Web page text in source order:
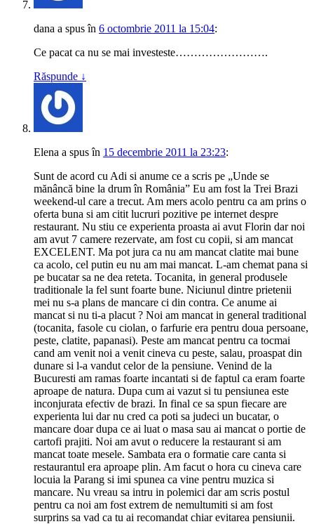
dana a spusîn 6 octombrie 2011 la 15:04:
Ce pacat ca nu se mai investeste…………………….
Răspunde ↓
Elena a spusîn 15 decembrie 2011 la 23:23:
Sunt de acord cu Adi si anume ce a scris pe „Unde se
mănâncă bine la drum în România” Eu am fost la Trei Brazi
weekend-ul care a trecut. Am mers acolo pentru ca am prins o
oferta buna si am citit lucruri pozitive pe internet despre
restaurant. Nu stiu ce experienta proasta ai avut Florin dar noi
am avut 7 camere rezervate, am fost cu copii, si am mancat
EXCELENT. Ma pot jura ca nu am mancat clatite mai bune
ca acolo, cel putin eu nu am mai mancat. L-am chemat pana si
pe bucatar sa ne dea reteta. Tocanita, in general produsele
traditionale la fel sunt foarte bune. Niciunul dintre prietenii
mei nu s-a plans de mancare ci din contra. Ce anume ai
mancat si nu ti-a placut ? Noi am mancat in general traditional
(tocanita, fasole cu ciolan, o farfurie era pentru doua persoane,
peste, clatite, papanasi). Peste am mancat pentru ca tocmai
cand am venit noi a venit cineva cu peste, salau, proaspat din
dunare si l-a vandut celor de la pensiune. Venind de la
Bucuresti am ramas foarte incantati si de faptul ca eram foarte
aproape de natura. Dupa cum ai vazut si tu pensiunea este
inconjurata efectiv de brazi. In final ce sa spun fiecare are
experienta lui dar nu cred ca poti sa judeci un bucatar, o
mancare doar dupa ce ai luat o masa sau ai mancat o portie de
cartofi prajiti. Noi am avut o reducere la restaurant si am
mancat toate mesele. Sambata era o formatie care canta si
restaurantul era aproape plin. Am facut o hora cu cineva care
locuia la Parang si imi spunea ca vine pentru muzica si
mancare. Nu vreau sa intru in polemici dar am scris postul
pentru ca noi am fost extrem de nemultumiti si am fost
surprins sa vad ca tu ai recomandat chiar evitarea pensiunii.